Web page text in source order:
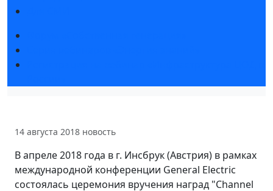
14 августа 2018 новость
В апреле 2018 года в г. Инсбрук (Австрия) в рамках
международной конференции General Electric
состоялась церемония вручения наград "Channel